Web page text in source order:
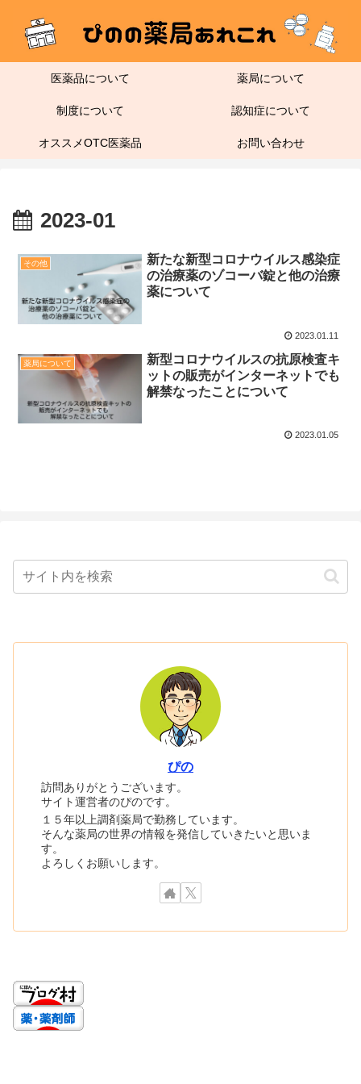
医薬品について 薬局について
制度について 認知症について
オススメOTC医薬品 お問い合わせ
2023-01
その他
新たな新型コロナウイルス感染症
の治療薬のゾコーバ錠と他の治療
薬について
2023.01.11
薬局について
新型コロナウイルスの抗原検査キ
ットの販売がインターネットでも
解禁なったことについて
2023.01.05
ぴの
訪問ありがとうございます。
サイト運営者のぴのです。
１５年以上調剤薬局で勤務しています。
そんな薬局の世界の情報を発信していきたいと思いま
す。
よろしくお願いします。